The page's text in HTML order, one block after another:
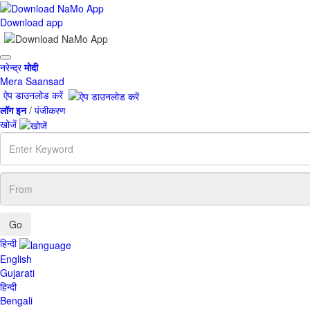
Download app
Toggle
navigation
नरेन्द्रमोदी
Mera Saansad
ऐप डाउनलोड करें
लॉग इन/ पंजीकरण
खोजें
Enter
Keyword
From
हिन्दी
English
Gujarati
हिन्दी
Bengali